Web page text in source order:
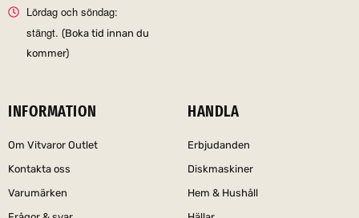
Lördag och söndag:
stängt. (Boka tid innan du
kommer)
INFORMATION
Om Vitvaror Outlet
Kontakta oss
Varumärken
HANDLA
Erbjudanden
Diskmaskiner
Hem & Hushåll